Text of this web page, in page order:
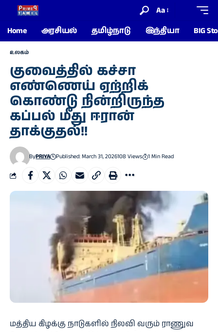
Aa
Home
அரசியல் தமிழ்நாடு இந்தியா BIG
உலகம்
குவைத்தில் கச்சா
எண்ணெய் ஏற்றிக்
கொண்டு நின்றிருந்த
கப்பல் மீது ஈரான்
தாக்குதல்!!
ByPRIYA Published: March 31, 2026108 Views 1 Min Read
மத்திய கிழக்கு நாடுகளில் நிலவி வரும் ராணுவ